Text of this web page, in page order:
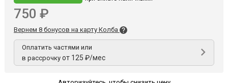
750 ₽
Вернем 8 бонусов на карту Колба
Оплатить частями или
в рассрочку от 125 ₽/мес